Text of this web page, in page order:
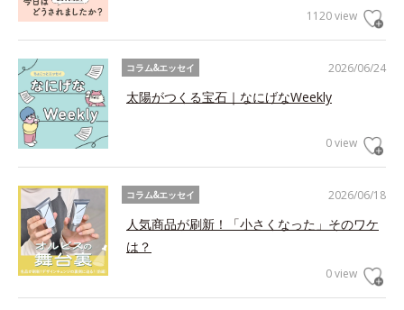
1120 view
2026/06/24
コラム&エッセイ
太陽がつくる宝石｜なにげなWeekly
0 view
2026/06/18
コラム&エッセイ
人気商品が刷新！「小さくなった」そのワケ
は？
0 view